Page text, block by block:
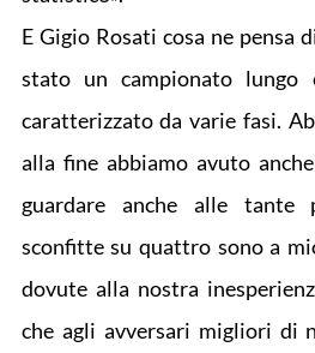
E Gigio Rosati cosa ne pensa
stato un campionato lungo
caratterizzato da varie fasi.
alla fine abbiamo avuto
guardare anche alle tante
sconfitte su quattro sono a
dovute alla nostra
che agli avversari migliori di